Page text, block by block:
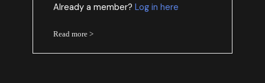
Already a member?Log in here
Read more >